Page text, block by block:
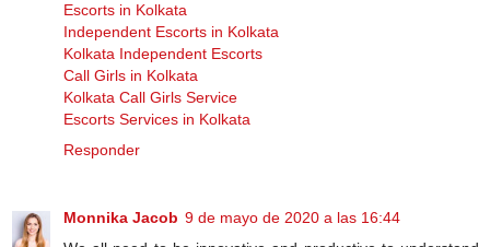
Escorts in Kolkata
Independent Escorts in Kolkata
Kolkata Independent Escorts
Call Girls in Kolkata
Kolkata Call Girls Service
Escorts Services in Kolkata
Responder
Monnika Jacob 9 de mayo de 2020 a las 16:44